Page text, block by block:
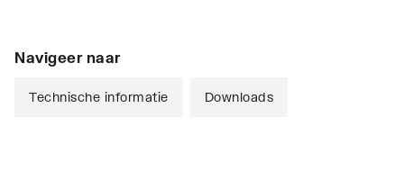
Navigeer naar
Technische informatie Downloads